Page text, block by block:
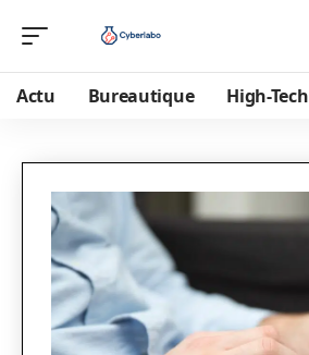
Actu Bureautique High-Tech